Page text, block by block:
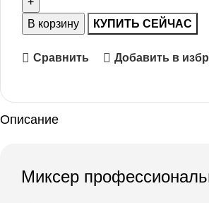
В корзину КУПИТЬ СЕЙЧАС
Сравнить Добавить в
Описание
Миксер